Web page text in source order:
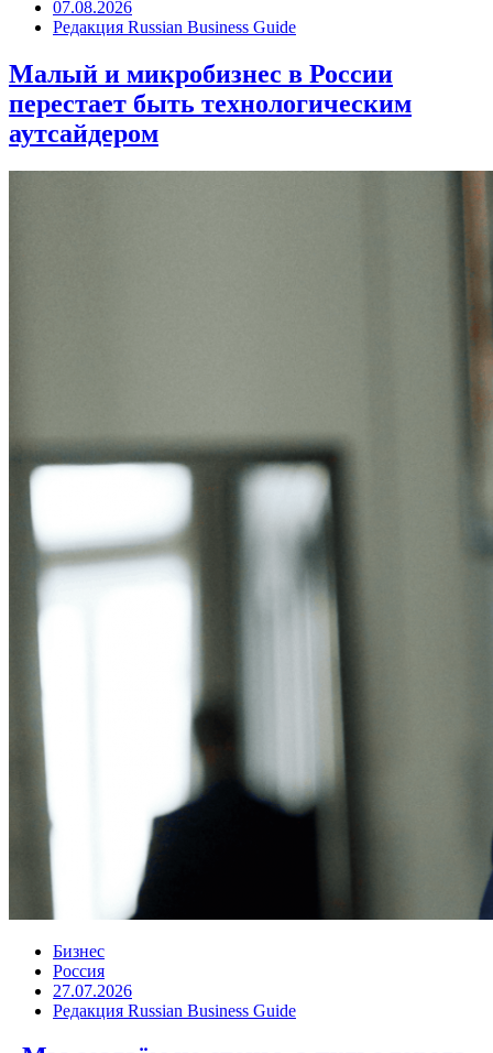
07.08.2026
Редакция Russian Business Guide
Малый и микробизнес в России
перестает быть технологическим
аутсайдером
Бизнес
Россия
27.07.2026
Редакция Russian Business Guide